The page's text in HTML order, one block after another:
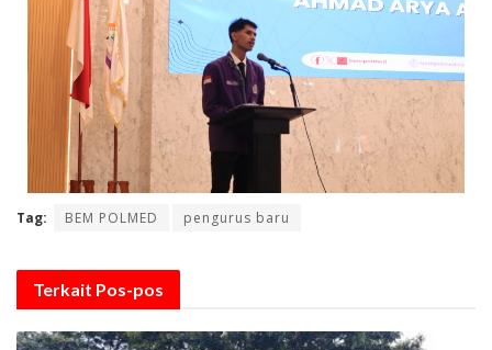
Tag: BEM POLMED pengurus baru
Terkait Pos-pos